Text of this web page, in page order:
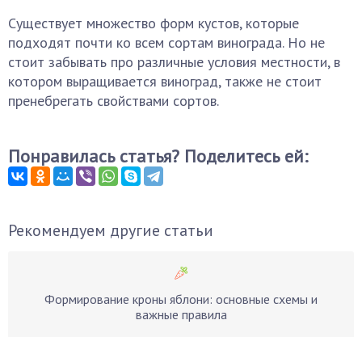
Существует множество форм кустов, которые
подходят почти ко всем сортам винограда. Но не
стоит забывать про различные условия местности, в
котором выращивается виноград, также не стоит
пренебрегать свойствами сортов.
Понравилась статья? Поделитесь ей:
Рекомендуем другие статьи
Формирование кроны яблони: основные схемы и
важные правила